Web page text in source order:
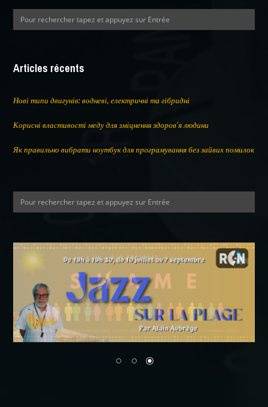
Articles récents
Нові типи двигунів: водневі, електричні та гібридні
Корисні властивості меду для зміцнення здоров’я людини
Як правильно вибрати ноутбук для програмування без зайвих помилок